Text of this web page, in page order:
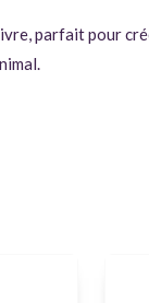
parfait pour